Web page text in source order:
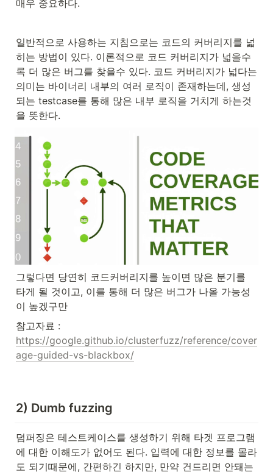
매우 중요하다.
일반적으로 사용하는 지침으로는 코드의 커버리지를 넓
히는 방법이 있다. 이론적으로 코드 커버리지가 넓을수
록 더 많은 버그를 찾을수 있다. 코드 커버리지가 넓다는
의미는 바이너리 내부의 여러 로직이 존재하는데, 생성
되는 testcase를 통해 많은 내부 로직을 거치게 하는것
을 뜻한다.
그렇다면 당연히 코드커버리지를 높이면 많은 분기를
타게 될 것이고, 이를 통해 더 많은 버그가 나올 가능성
이 높겠구만
https://google.github.io/clusterfuzz/reference/cover
age-guided-vs-blackbox/
2) Dumb fuzzing
덤퍼징은 테스트케이스를 생성하기 위해 타겟 프로그램
에 대한 이해도가 없어도 된다. 입력에 대한 정보를 몰라
도 되기때문에, 간편하긴 하지만, 만약 건드리면 안돼는